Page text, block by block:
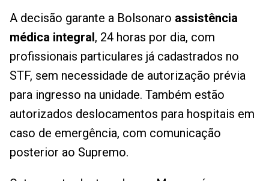
A decisão garante a Bolsonaro assistência
médica integral, 24 horas por dia, com
profissionais particulares já cadastrados no
STF, sem necessidade de autorização prévia
para ingresso na unidade. Também estão
autorizados deslocamentos para hospitais em
caso de emergência, com comunicação
posterior ao Supremo.